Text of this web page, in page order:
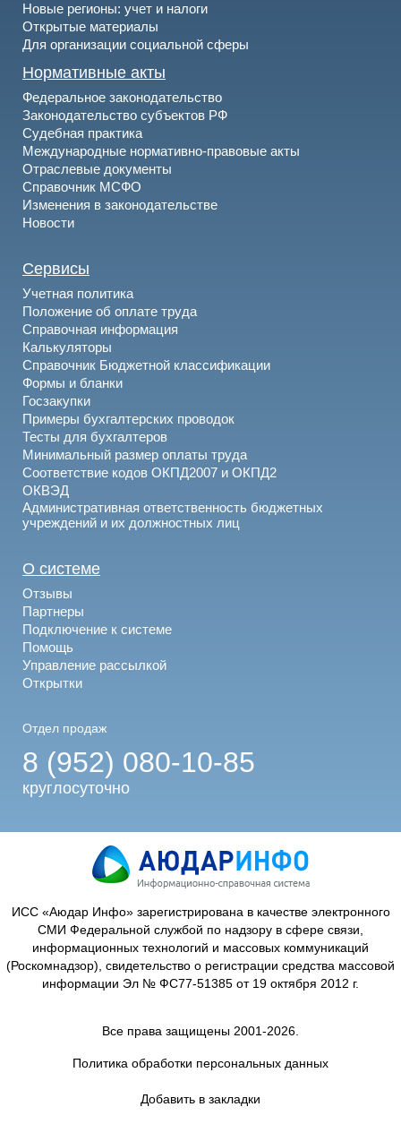
Новые регионы: учет и налоги
Открытые материалы
Для организации социальной сферы
Нормативные акты
Федеральное законодательство
Законодательство субъектов РФ
Судебная практика
Международные нормативно-правовые акты
Отраслевые документы
Справочник МСФО
Изменения в законодательстве
Новости
Сервисы
Учетная политика
Положение об оплате труда
Справочная информация
Калькуляторы
Справочник Бюджетной классификации
Формы и бланки
Госзакупки
Примеры бухгалтерских проводок
Тесты для бухгалтеров
Минимальный размер оплаты труда
Соответствие кодов ОКПД2007 и ОКПД2
ОКВЭД
Административная ответственность бюджетных
учреждений и их должностных лиц
О системе
Отзывы
Партнеры
Подключение к системе
Помощь
Управление рассылкой
Открытки
Отдел продаж
8 (952) 080-10-85
круглосуточно
ИСС «Аюдар Инфо» зарегистрирована в качестве электронного
СМИ Федеральной службой по надзору в сфере связи,
информационных технологий и массовых коммуникаций
(Роскомнадзор), свидетельство о регистрации средства массовой
информации Эл № ФС77-51385 от 19 октября 2012 г.
Все права защищены 2001-2026.
Политика обработки персональных данных
Добавить в закладки